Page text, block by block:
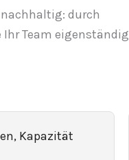
durch
Ihr Team eigenständig
Kapazität